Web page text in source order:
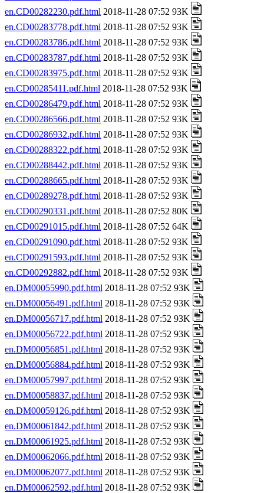
en.CD00282230.pdf.html 2018-11-28 07:52 93K
en.CD00283778.pdf.html 2018-11-28 07:52 93K
en.CD00283786.pdf.html 2018-11-28 07:52 93K
en.CD00283787.pdf.html 2018-11-28 07:52 93K
en.CD00283975.pdf.html 2018-11-28 07:52 93K
en.CD00285411.pdf.html 2018-11-28 07:52 93K
en.CD00286479.pdf.html 2018-11-28 07:52 93K
en.CD00286566.pdf.html 2018-11-28 07:52 93K
en.CD00286932.pdf.html 2018-11-28 07:52 93K
en.CD00288322.pdf.html 2018-11-28 07:52 93K
en.CD00288442.pdf.html 2018-11-28 07:52 93K
en.CD00288665.pdf.html 2018-11-28 07:52 93K
en.CD00289278.pdf.html 2018-11-28 07:52 93K
en.CD00290331.pdf.html 2018-11-28 07:52 80K
en.CD00291015.pdf.html 2018-11-28 07:52 64K
en.CD00291090.pdf.html 2018-11-28 07:52 93K
en.CD00291593.pdf.html 2018-11-28 07:52 93K
en.CD00292882.pdf.html 2018-11-28 07:52 93K
en.DM00055990.pdf.html 2018-11-28 07:52 93K
en.DM00056491.pdf.html 2018-11-28 07:52 93K
en.DM00056717.pdf.html 2018-11-28 07:52 93K
en.DM00056722.pdf.html 2018-11-28 07:52 93K
en.DM00056851.pdf.html 2018-11-28 07:52 93K
en.DM00056884.pdf.html 2018-11-28 07:52 93K
en.DM00057997.pdf.html 2018-11-28 07:52 93K
en.DM00058837.pdf.html 2018-11-28 07:52 93K
en.DM00059126.pdf.html 2018-11-28 07:52 93K
en.DM00061842.pdf.html 2018-11-28 07:52 93K
en.DM00061925.pdf.html 2018-11-28 07:52 93K
en.DM00062066.pdf.html 2018-11-28 07:52 93K
en.DM00062077.pdf.html 2018-11-28 07:52 93K
en.DM00062592.pdf.html 2018-11-28 07:52 93K